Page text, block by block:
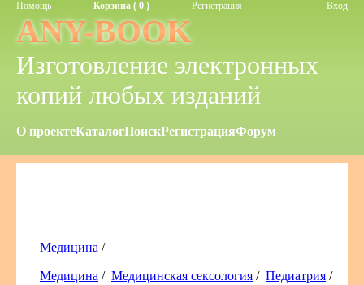
Помощь Корзина ( 0 ) Регистрация Вход
ANY-BOOK
Изготовление электронных
копий любых изданий
О проектеКаталогПоискРегистрацияФорум
Медицина /
Медицина / Медицинская сексология / Педиатрия /